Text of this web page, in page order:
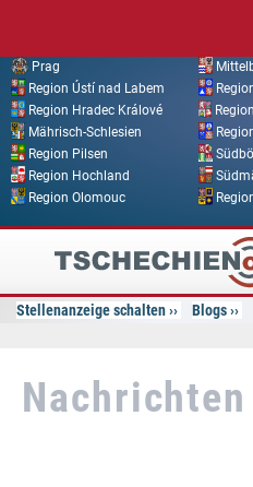
Prag
Region Ústí nad Labem
Region Hradec Králové
Mährisch-Schlesien
Region Pilsen
Region Hochland
Region Olomouc
Online
Stellenanzeige schalten Blogs
Nachrichten